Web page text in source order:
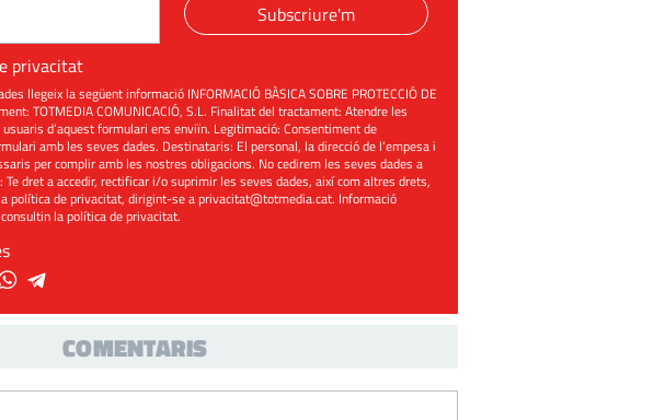
Subscriure'm
privacitat
llegeix la següent informació INFORMACIÓ BÀSICA SOBRE PROTECCIÓ DE
TOTMEDIA COMUNICACIÓ, S.L. Finalitat del tractament: Atendre les
usuaris d’aquest formulari ens enviïn. Legitimació: Consentiment de
amb les seves dades. Destinataris: El personal, la direcció de l’empesa i
per complir amb les nostres obligacions. No cedirem les seves dades a
Te dret a accedir, rectificar i/o suprimir les seves dades, així com altres drets,
política de privacitat, dirigint-se aprivacitat@totmedia.cat. Informació
lapolítica de privacitat.
COMENTARIS